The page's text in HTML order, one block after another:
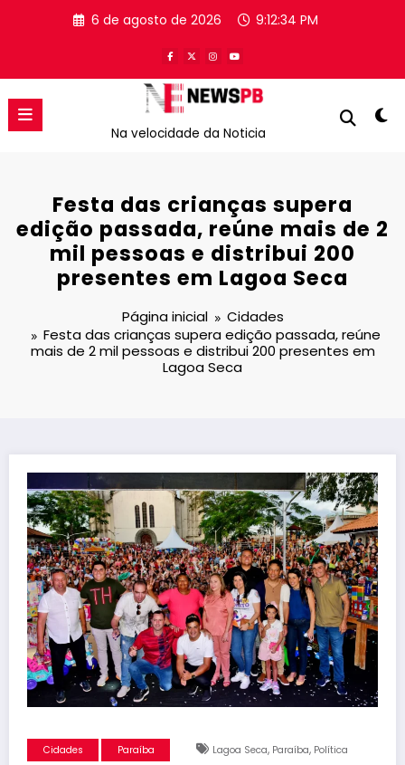
6 de agosto de 2026 9:12:35 PM
Na velocidade da Noticia
Festa das crianças supera
edição passada, reúne mais de 2
mil pessoas e distribui 200
presentes em Lagoa Seca
Página inicial
Cidades
Festa das crianças supera edição passada, reúne
mais de 2 mil pessoas e distribui 200 presentes em
Lagoa Seca
Cidades Paraíba Lagoa Seca, Paraíba, Política